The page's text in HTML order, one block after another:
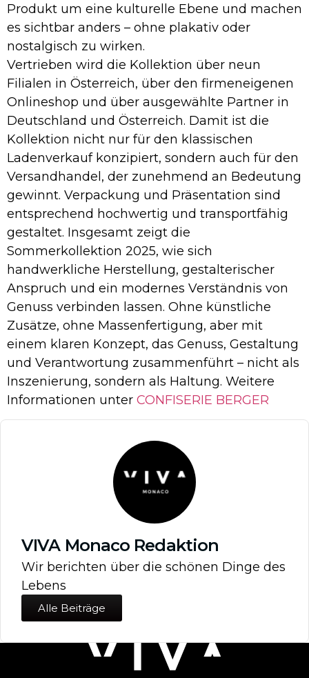
Produkt um eine kulturelle Ebene und machen
es sichtbar anders – ohne plakativ oder
nostalgisch zu wirken.
Vertrieben wird die Kollektion über neun
Filialen in Österreich, über den firmeneigenen
Onlineshop und über ausgewählte Partner in
Deutschland und Österreich. Damit ist die
Kollektion nicht nur für den klassischen
Ladenverkauf konzipiert, sondern auch für den
Versandhandel, der zunehmend an Bedeutung
gewinnt. Verpackung und Präsentation sind
entsprechend hochwertig und transportfähig
gestaltet. Insgesamt zeigt die
Sommerkollektion 2025, wie sich
handwerkliche Herstellung, gestalterischer
Anspruch und ein modernes Verständnis von
Genuss verbinden lassen. Ohne künstliche
Zusätze, ohne Massenfertigung, aber mit
einem klaren Konzept, das Genuss, Gestaltung
und Verantwortung zusammenführt – nicht als
Inszenierung, sondern als Haltung. Weitere
Informationen unter CONFISERIE BERGER
VIVA Monaco Redaktion
Wir berichten über die schönen Dinge des
Lebens
Alle Beiträge